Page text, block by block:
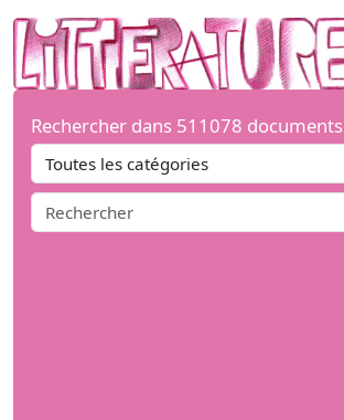
Rechercher dans 511078 documents